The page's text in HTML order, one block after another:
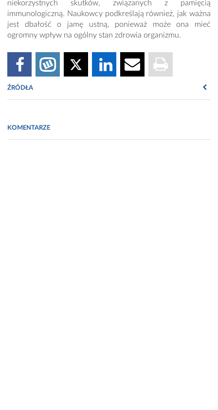
niekorzystnych skutków, związanych z pamięcią
immunologiczną. Naukowcy podkreślają również, jak ważna
jest dbałość o jamę ustną, ponieważ może ona mieć
ogromny wpływ na ogólny stan zdrowia organizmu.
ŹRÓDŁA
with-pink-lipstick-smiling-3762402/
https://www.sciencedaily.com/releases/2022/04/
KOMENTARZE